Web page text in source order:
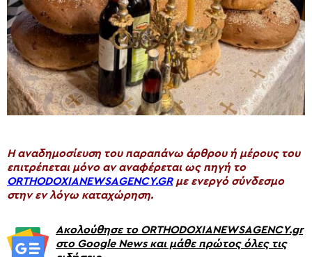
H αναδημοσίευση του παραπάνω άρθρου ή μέρους του
επιτρέπεται μόνο αν αναφέρεται ως πηγή το
ORTHODOXIANEWSAGENCY.GRμε ενεργό σύνδεσμο
στην εν λόγω καταχώρηση.
Ακολούθησε το ORTHODOXIANEWSAGENCY.gr
στο Google News και μάθε πρώτος όλες τις